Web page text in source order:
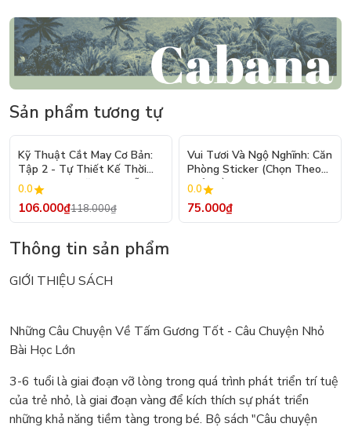
Sản phẩm tương tự
- 10%
Kỹ Thuật Cắt May Cơ Bản:
Tập 2 - Tự Thiết Kế Thời
Trang Nam Nữ - Tạo Mẫu
Rập - Kỹ Thuật Nhảy Size
0.0
106.000₫118.000₫
Vui Tươi Và Ngộ Nghĩnh: Căn
Phòng Sticker (Chọn Theo
Chủ Đề) - Hơn 250 Sticker
0.0
75.000₫
Thông tin sản phẩm
GIỚI THIỆU SÁCH
Những Câu Chuyện Về Tấm Gương Tốt - Câu Chuyện Nhỏ
Bài Học Lớn
3-6 tuổi là giai đoạn vỡ lòng trong quá trình phát triển trí tuệ
của trẻ nhỏ, là giai đoạn vàng để kích thích sự phát triển
những khả năng tiềm tàng trong bé. Bộ sách "Câu chuyện